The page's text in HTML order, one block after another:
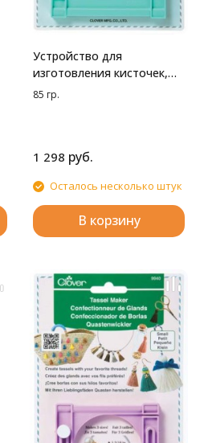
Устройство для
изготовления кисточек,
большое Clover
85 гр.
1 298 руб.
Осталось несколько штук
В корзину